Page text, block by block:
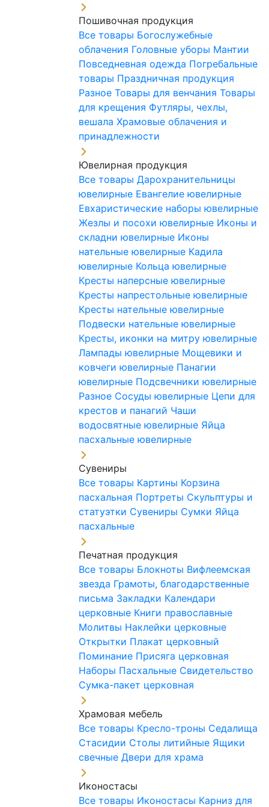
Пошивочная продукция
Все товары Богослужебные
облачения Головные уборы Мантии
Повседневная одежда Погребальные
товары Праздничная продукция
Разное Товары для венчания Товары
для крещения Футляры, чехлы,
вешала Храмовые облачения и
принадлежности
Ювелирная продукция
Все товары Дарохранительницы
ювелирные Евангелие ювелирные
Евхаристические наборы ювелирные
Жезлы и посохи ювелирные Иконы и
складни ювелирные Иконы
нательные ювелирные Кадила
ювелирные Кольца ювелирные
Кресты наперсные ювелирные
Кресты напрестольные ювелирные
Кресты нательные ювелирные
Подвески нательные ювелирные
Кресты, иконки на митру ювелирные
Лампады ювелирные Мощевики и
ковчеги ювелирные Панагии
ювелирные Подсвечники ювелирные
Разное Сосуды ювелирные Цепи для
крестов и панагий Чаши
водосвятные ювелирные Яйца
пасхальные ювелирные
Сувениры
Все товары Картины Корзина
пасхальная Портреты Скульптуры и
статуэтки Сувениры Сумки Яйца
пасхальные
Печатная продукция
Все товары Блокноты Вифлеемская
звезда Грамоты, благодарственные
письма Закладки Календари
церковные Книги православные
Молитвы Наклейки церковные
Открытки Плакат церковный
Поминание Присяга церковная
Наборы Пасхальные Свидетельство
Сумка-пакет церковная
Храмовая мебель
Все товары Кресло-троны Седалища
Стасидии Столы литийные Ящики
свечные Двери для храма
Иконостасы
Все товары Иконостасы Карниз для